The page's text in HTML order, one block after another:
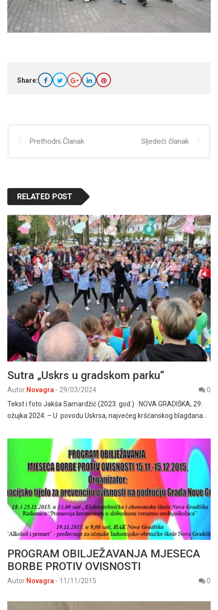
Share:
Prethodni Članak Sljedeći članak
RELATED POST
Sutra „Uskrs u gradskom parku“
Autor Novagra - 29/03/2024
0
Tekst i foto Jakša Samardžić (2023. god.) NOVA GRADIŠKA, 29.
ožujka 2024. – U povodu Uskrsa, najvećeg kršćanskog blagdana…
PROGRAM OBILJEŽAVANJA MJESECA
BORBE PROTIV OVISNOSTI
Autor Novagra - 11/11/2015 0